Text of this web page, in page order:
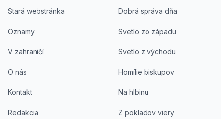
Stará webstránka
Oznamy
V zahraničí
O nás
Kontakt
Redakcia
Dobrá správa dňa
Svetlo zo západu
Svetlo z východu
Homílie biskupov
Na hlbinu
Z pokladov viery